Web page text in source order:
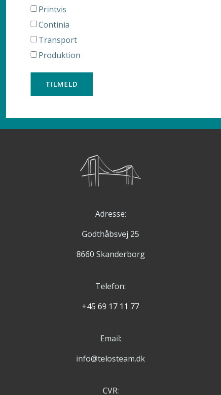
Printvis
Continia
Transport
Produktion
Adresse:
Godthåbsvej 25
8660 Skanderborg
Telefon:
+45 69 17 11 77
Email:
info@telosteam.dk
CVR: